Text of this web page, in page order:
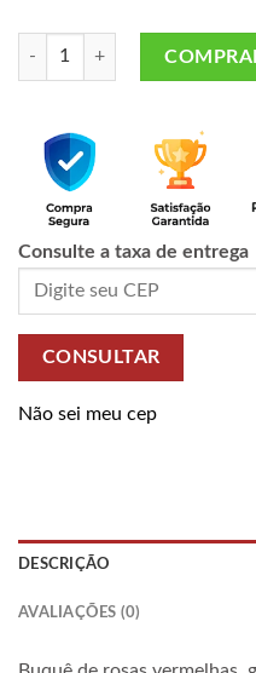
Buquê 12 rosas vermelhas - I
Consulte a taxa de entrega
CONSULTAR
Não sei meu cep
DESCRIÇÃO
AVALIAÇÕES (0)